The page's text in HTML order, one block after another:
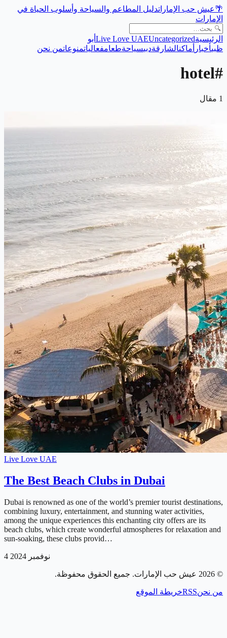
🌴عيش حب الإماراتدليل المطاعم والسياحة وأسلوب الحياة في
الإمارات
الرئيسية Live Love UAEUncategorized
أبو
ظبيأخبار أماكنالشارقةدبيسياحةطعامفعالياتمنوعاتمن نحن
#
hotel
1 مقال
Live Love UAE
The Best Beach Clubs in Dubai
Dubai is renowned as one of the world’s premier tourist destinations,
combining luxury, entertainment, and stunning water activities,
among the unique experiences this enchanting city offers are its
beach clubs, which create wonderful atmospheres for relaxation and
sun-soaking, these clubs provid…
4 نوفمبر 2024
©
2026 عيش حب الإمارات. جميع الحقوق محفوظة.
من نحنRSSخريطة الموقع